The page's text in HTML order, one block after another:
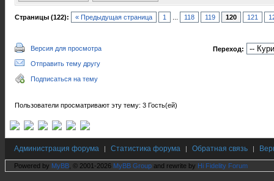
Страницы (122): « Предыдущая страница 1 118 119 120 121
Версия для просмотра
Отправить тему другу
Подписаться на тему
Переход:
Пользователи просматривают эту тему: 3 Гость(ей)
Администрация форума | Статистика форума | Обратная связь |
Powered by MyBB , © 2001-2026 MyBB Group and rewrite by Hi Fidelity Forum